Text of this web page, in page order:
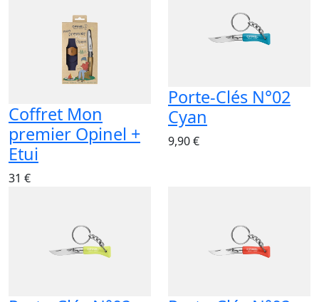
Coffret Mon
premier Opinel +
Etui
31 €
Porte-Clés N°02
Cyan
9,90 €